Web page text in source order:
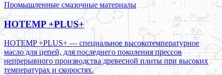
Промышленные смазочные материалы
HOTEMP +PLUS+
HOTEMP +PLUS+ — специальное высокотемпературное
масло для цепей, для последнего поколения прессов
непрерывного производства древесной плиты при высоких
температурах и скоростях.